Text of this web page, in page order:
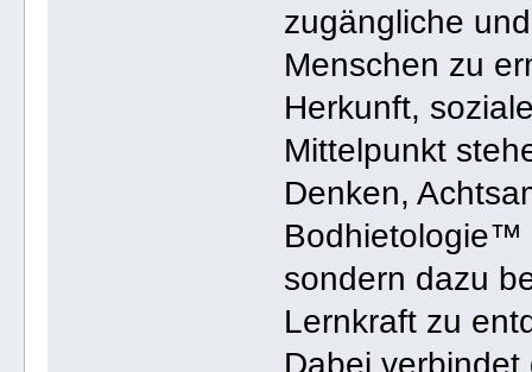
zugängliche
Menschen zu
Herkunft,
Mittelpunkt
Denken,
Bodhietologie™
sondern dazu
Lernkraft zu
Dabei